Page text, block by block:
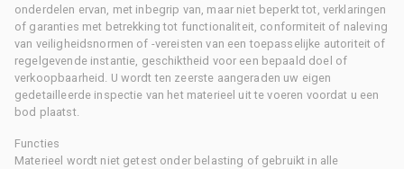
onderdelen ervan, met inbegrip van, maar niet beperkt tot, verklaringen
of garanties met betrekking tot functionaliteit, conformiteit of naleving
van veiligheidsnormen of -vereisten van een toepasselijke autoriteit of
regelgevende instantie, geschiktheid voor een bepaald doel of
verkoopbaarheid. U wordt ten zeerste aangeraden uw eigen
gedetailleerde inspectie van het materieel uit te voeren voordat u een
bod plaatst.
Functies
Materieel wordt niet getest onder belasting of gebruikt in alle